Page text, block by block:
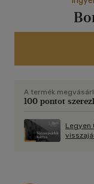
megtanítják,
irányítását, és
szervezetünkbe.
gyakorlatoknak
A termék
100 pontot
Legyen